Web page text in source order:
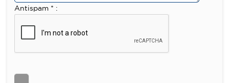
Antispam * :